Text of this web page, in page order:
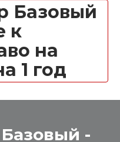
Базовый
к
на
1 год
-